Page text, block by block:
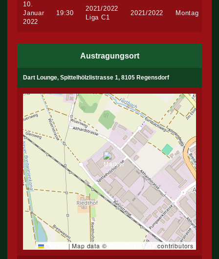
10.
Januar
2022
19:30
2021/2022
Liga C1
2021/2022 Montag
Austragungsort
Dart Lounge, Spittelhölzlistrasse 1, 8105 Regensdorf
Leaflet | Map data © OpenStreetMap contributors